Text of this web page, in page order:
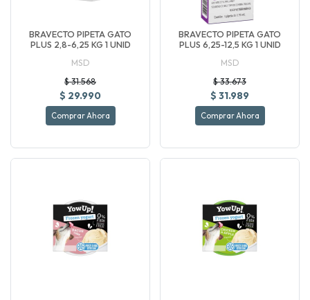
BRAVECTO PIPETA GATO
PLUS 2,8-6,25 KG 1 UNID
MSD
$ 31.568
$ 29.990
Comprar Ahora
BRAVECTO PIPETA GATO
PLUS 6,25-12,5 KG 1 UNID
MSD
$ 33.673
$ 31.989
Comprar Ahora